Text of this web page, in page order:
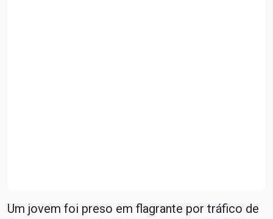
Um jovem foi preso em flagrante por tráfico de